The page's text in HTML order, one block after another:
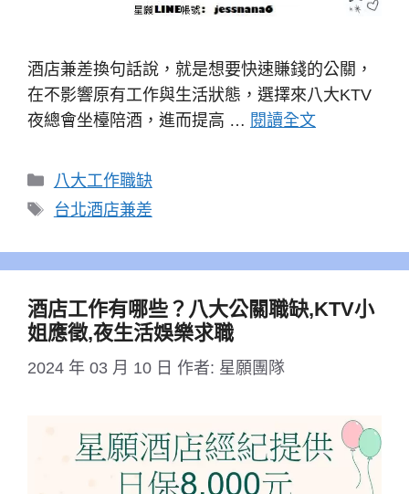
酒店兼差換句話說，就是想要快速賺錢的公關，
在不影響原有工作與生活狀態，選擇來八大KTV
夜總會坐檯陪酒，進而提高 … 閱讀全文
分
類
八大工作職缺
標
台北酒店兼差
酒店工作有哪些？八大公關職缺,KTV小
姐應徵,夜生活娛樂求職
2024 年 03 月 10 日 作者: 星願團隊